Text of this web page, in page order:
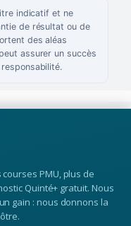
indicatif et ne
de résultat ou de
des aléas
assurer un succès
PMU, plus de
Quinté+ gratuit. Nous
gain : nous donnons la